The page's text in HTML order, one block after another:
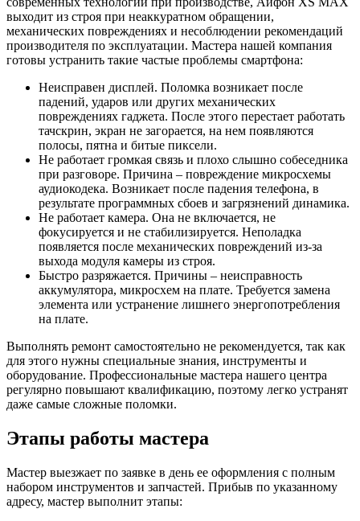
выходит из строя при неаккуратном обращении,
механических повреждениях и несоблюдении рекомендаций
производителя по эксплуатации. Мастера нашей компания
готовы устранить такие частые проблемы смартфона:
Неисправен дисплей. Поломка возникает после
падений, ударов или других механических
повреждениях гаджета. После этого перестает работать
тачскрин, экран не загорается, на нем появляются
полосы, пятна и битые пиксели.
Не работает громкая связь и плохо слышно собеседника
при разговоре. Причина – повреждение микросхемы
аудиокодека. Возникает после падения телефона, в
результате программных сбоев и загрязнений динамика.
Не работает камера. Она не включается, не
фокусируется и не стабилизируется. Неполадка
появляется после механических повреждений из-за
выхода модуля камеры из строя.
Быстро разряжается. Причины – неисправность
аккумулятора, микросхем на плате. Требуется замена
элемента или устранение лишнего энергопотребления
на плате.
Выполнять ремонт самостоятельно не рекомендуется, так как
для этого нужны специальные знания, инструменты и
оборудование. Профессиональные мастера нашего центра
регулярно повышают квалификацию, поэтому легко устранят
даже самые сложные поломки.
Этапы работы мастера
Мастер выезжает по заявке в день ее оформления с полным
набором инструментов и запчастей. Прибыв по указанному
адресу, мастер выполнит этапы: